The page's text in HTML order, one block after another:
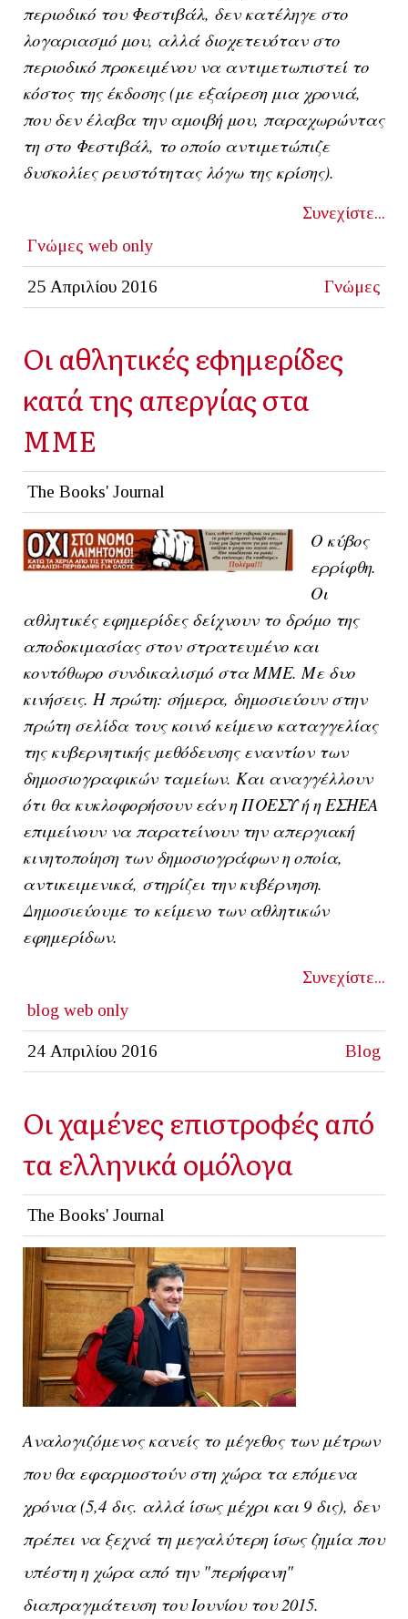
περιοδικό του Φεστιβάλ, δεν κατέληγε στο
λογαριασμό μου, αλλά διοχετευόταν στο
περιοδικό προκειμένου να αντιμετωπιστεί το
κόστος της έκδοσης (με εξαίρεση μια χρονιά,
που δεν έλαβα την αμοιβή μου, παραχωρώντας
τη στο Φεστιβάλ, το οποίο αντιμετώπιζε
δυσκολίες ρευστότητας λόγω της κρίσης).
Συνεχίστε...
Γνώμες web only
25 Απριλίου 2016 Γνώμες
Οι αθλητικές εφημερίδες
κατά της απεργίας στα
ΜΜΕ
The Books' Journal
Ο κύβος
ερρίφθη.
Οι
αθλητικές εφημερίδες δείχνουν το δρόμο της
αποδοκιμασίας στον στρατευμένο και
κοντόθωρο συνδικαλισμό στα ΜΜΕ. Με δυο
κινήσεις. Η πρώτη: σήμερα, δημοσιεύουν στην
πρώτη σελίδα τους κοινό κείμενο καταγγελίας
της κυβερνητικής μεθόδευσης εναντίον των
δημοσιογραφικών ταμείων. Και αναγγέλλουν
ότι θα κυκλοφορήσουν εάν η ΠΟΕΣΥ ή η ΕΣΗΕΑ
επιμείνουν να παρατείνουν την απεργιακή
κινητοποίηση των δημοσιογράφων η οποία,
αντικειμενικά, στηρίζει την κυβέρνηση.
Δημοσιεύουμε το κείμενο των αθλητικών
εφημερίδων.
Συνεχίστε...
blog web only
24 Απριλίου 2016 Blog
Οι χαμένες επιστροφές από
τα ελληνικά ομόλογα
The Books' Journal
Αναλογιζόμενος κανείς το μέγεθος των μέτρων
που θα εφαρμοστούν στη χώρα τα επόμενα
χρόνια (5,4 δις. αλλά ίσως μέχρι και 9 δις), δεν
πρέπει να ξεχνά τη μεγαλύτερη ίσως ζημία που
υπέστη η χώρα από την "περήφανη"
διαπραγμάτευση του Ιουνίου του 2015.